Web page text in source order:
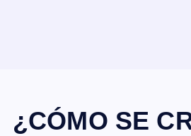
¿CÓMO SE